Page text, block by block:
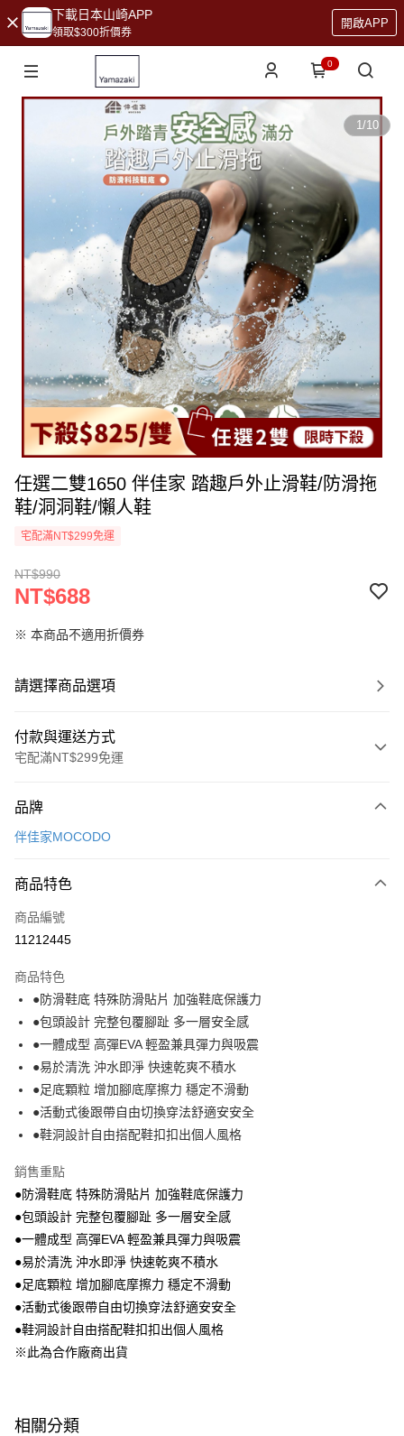
下載日本山崎APP
領取$300折價券
開啟APP
0
1/10
任選二雙1650 伴佳家 踏趣戶外止滑鞋/防滑拖
鞋/洞洞鞋/懶人鞋
宅配滿NT$299免運
NT$990
NT$688
※ 本商品不適用折價券
請選擇商品選項
付款與運送方式
宅配滿NT$299免運
信用卡一次付款
Apple Pay
悠遊付
全盈+PAY
大哥付你分期
相關說明
【大哥付你分期使用說明】
1.本服務由台灣大哥大提供，台灣大哥大用戶可立即使用無須另外申請。
2.付款方式選擇「大哥付你分期」，訂單成立後會自動跳轉到大哥付的交易
流程，驗證手機門號後，選擇欲分期的期數、繳款截止日，確認付款後即完
成交易。
3.實際核准額度、可分期數及費用金額請依後續交易確認頁面所載為準。
消。如遇「轉專審核」未通過狀況，表示未達大哥付你分期系統評分，恕無
法說明評估內容。
1.分期款項不併入電信帳單，「大哥付你分期」於每月結算日後寄送繳費提
醒簡訊。
2.透過簡訊連結打開帳單後，可選擇「超商條碼／台灣大直營門市／銀行轉
帳／街口支付／iPASS MONEY」等通路繳費。
【注意事項】
1.本服務係由「台灣大哥大股份有限公司」（以下簡稱本公司）所提供，讓
用戶於交易時，得透過本服務購買商品或服務，並由商店將買賣／分期付款
買賣價金債權讓與本公司後，依約使用本公司帳單繳交帳款。
3.完整用戶服務條款，請詳閱以下連結：
ATM付款
運送方式
每筆NT$150，滿NT$299(含以上)免運費
品牌
伴佳家MOCODO
商品特色
商品編號
11212445
商品特色
●防滑鞋底 特殊防滑貼片 加強鞋底保護力
●包頭設計 完整包覆腳趾 多一層安全感
●一體成型 高彈EVA 輕盈兼具彈力與吸震
●易於清洗 沖水即淨 快速乾爽不積水
●足底顆粒 增加腳底摩擦力 穩定不滑動
●活動式後跟帶自由切換穿法舒適安安全
●鞋洞設計自由搭配鞋扣扣出個人風格
銷售重點
●防滑鞋底 特殊防滑貼片 加強鞋底保護力
●包頭設計 完整包覆腳趾 多一層安全感
●一體成型 高彈EVA 輕盈兼具彈力與吸震
●易於清洗 沖水即淨 快速乾爽不積水
●足底顆粒 增加腳底摩擦力 穩定不滑動
●活動式後跟帶自由切換穿法舒適安安全
●鞋洞設計自由搭配鞋扣扣出個人風格
※此為合作廠商出貨
相關分類